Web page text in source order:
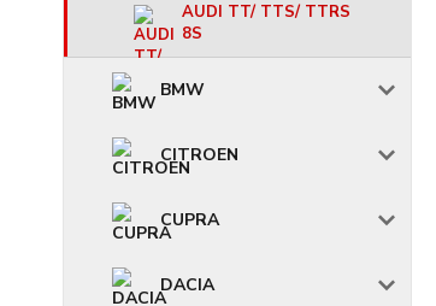
AUDI TT/ TTS/ TTRS
8S
BMW
CITROEN
CUPRA
DACIA